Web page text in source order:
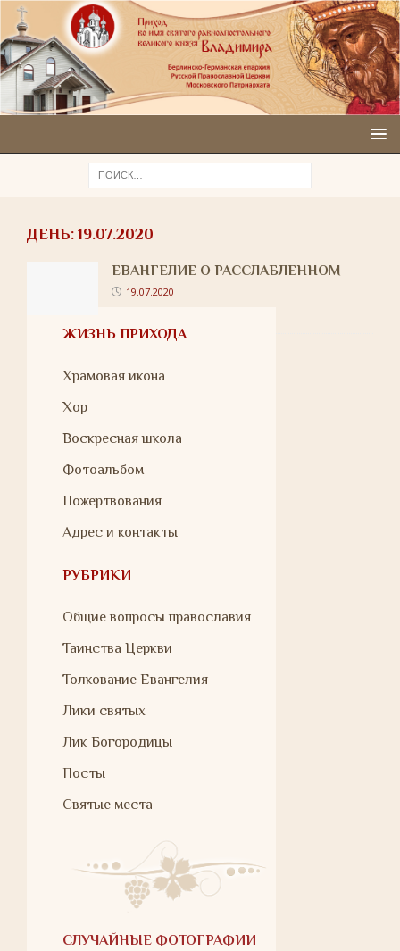
ДЕНЬ: 19.07.2020
ЕВАНГЕЛИЕ О РАССЛАБЛЕННОМ
19.07.2020
ЖИЗНЬ ПРИХОДА
Храмовая икона
Хор
Воскресная школа
Фотоальбом
Пожертвования
Адрес и контакты
РУБРИКИ
Общие вопросы православия
Таинства Церкви
Толкование Евангелия
Лики святых
Лик Богородицы
Посты
Святые места
СЛУЧАЙНЫЕ ФОТОГРАФИИ